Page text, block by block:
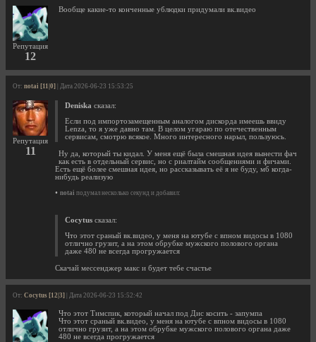
Репутация
12
Вообще какие-то конченные ублюдки придумали вк.видео
От: notai [11|0] | Дата 2026-06-23 15:53:25
Репутация
11
Deniska сказал:
Если под импортозамещенным аналогом дискорда имеешь ввиду
Lenza, то я уже давно там. В целом угараю по отечественным
сервисам, смотрю всякое. Много интересного нарыл, пользуюсь.
Ну да, который ты кидал. У меня ещё была смешная идея вынести фач
как есть в отдельный сервис, но с риалтайм сообщениями и фичами.
Есть ещё более смешная идея, но рассказывать её я не буду, мб когда-
нибудь реализую
• notai подумал несколько секунд и добавил:
Cocytus сказал:
Что этот сраный вк.видео, у меня на ютубе с впном видосы в 1080
отлично грузит, а на этом обрубке мужского полового органа
даже 480 не всегда прогружается
Скачай мессенджер макс и будет тебе счастье
От: Cocytus [12|3] | Дата 2026-06-23 15:52:42
Что этот Тимспик, который начал под Дис косить - запумпа
Что этот сраный вк.видео, у меня на ютубе с впном видосы в 1080
отлично грузит, а на этом обрубке мужского полового органа даже
480 не всегда прогружается